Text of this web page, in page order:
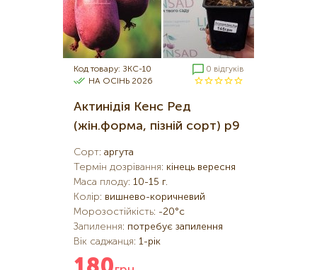
Код товару: ЗКС-10
0 відгуків
НА ОСІНЬ 2026
Актинідія Кенс Ред
(жін.форма, пізній сорт) р9
Сорт: аргута
Термін дозрівання: кінець вересня
Маса плоду: 10-15 г.
Колір: вишнево-коричневий
Морозостійкість: -20°c
Запилення: потребує запилення
Вік саджанця: 1-рік